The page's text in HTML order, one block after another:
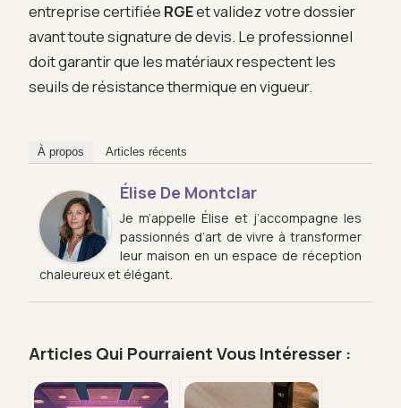
entreprise certifiée RGEet validez votre dossier
avant toute signature de devis. Le professionnel
doit garantir que les matériaux respectent les
seuils de résistance thermique en vigueur.
À propos Articles récents
Élise De Montclar
Je m’appelle Élise et j’accompagne les
passionnés d’art de vivre à transformer
leur maison en un espace de réception
chaleureux et élégant.
Articles Qui Pourraient Vous Intéresser :